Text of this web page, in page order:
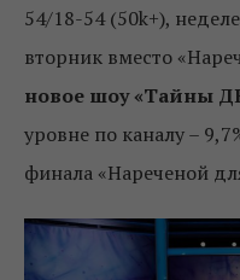
54/18-54 (50k+),
вторник вместо
новое шоу «Тайны
уровне по каналу –
финала «Нареченой